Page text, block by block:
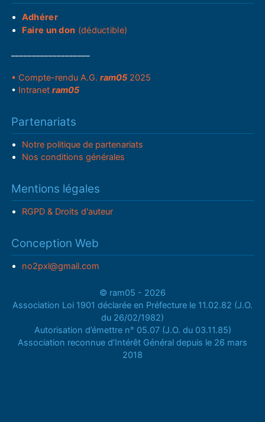
Adhérer
Faire un don (déductible)
• Compte-rendu A.G.ram05 2025
• Intranetram05
Partenariats
Notre politique de partenariats
Nos conditions générales
Mentions légales
RGPD & Droits d'auteur
Conception Web
no2pxl@gmail.com
© ram05 - 2026
Association Loi 1901 déclarée en Préfecture le 11.02.82 (J.O.
du 26/02/1982)
Autorisation d’émettre n° 05.07 (J.O. du 03.11.85)
Association reconnue d’Intérêt Général depuis le 26 mars
2018